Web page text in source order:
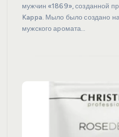
мужчин «1869», созданной
Kappa. Мыло было создано
мужского аромата…